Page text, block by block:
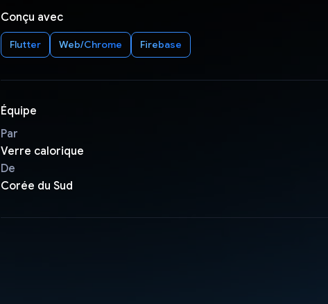
Conçu avec
Flutter Web/Chrome Firebase
Équipe
Par
Verre calorique
De
Corée du Sud